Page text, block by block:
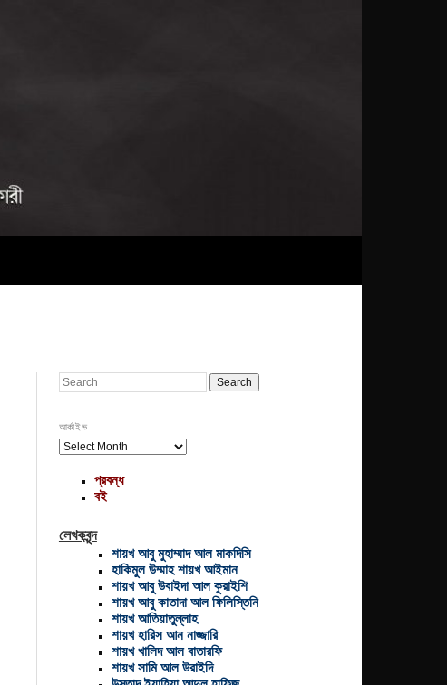
Search
আর্কাইভ
আর্কাইভ
প্রবন্ধ
বই
লেখকবৃন্দ
শায়খ আবু মুহাম্মাদ আল মাকদিসি
হাকিমুল উম্মাহ শায়খ আইমান
শায়খ আবু উবাইদা আল কুরাইশি
শায়খ আবু কাতাদা আল ফিলিস্তিনি
শায়খ আতিয়াতুল্লাহ
শায়খ হারিস আন নাজ্জারি
শায়খ খালিদ আল বাতারফি
শায়খ সামি আল উরাইদি